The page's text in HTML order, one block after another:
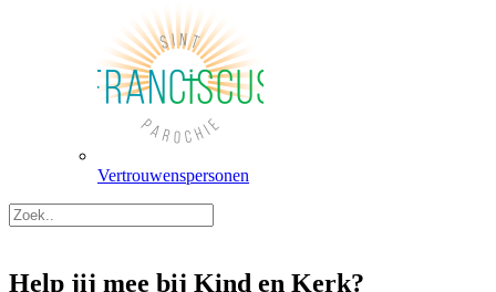
Vertrouwenspersonen
Help jij mee bij Kind en Kerk?